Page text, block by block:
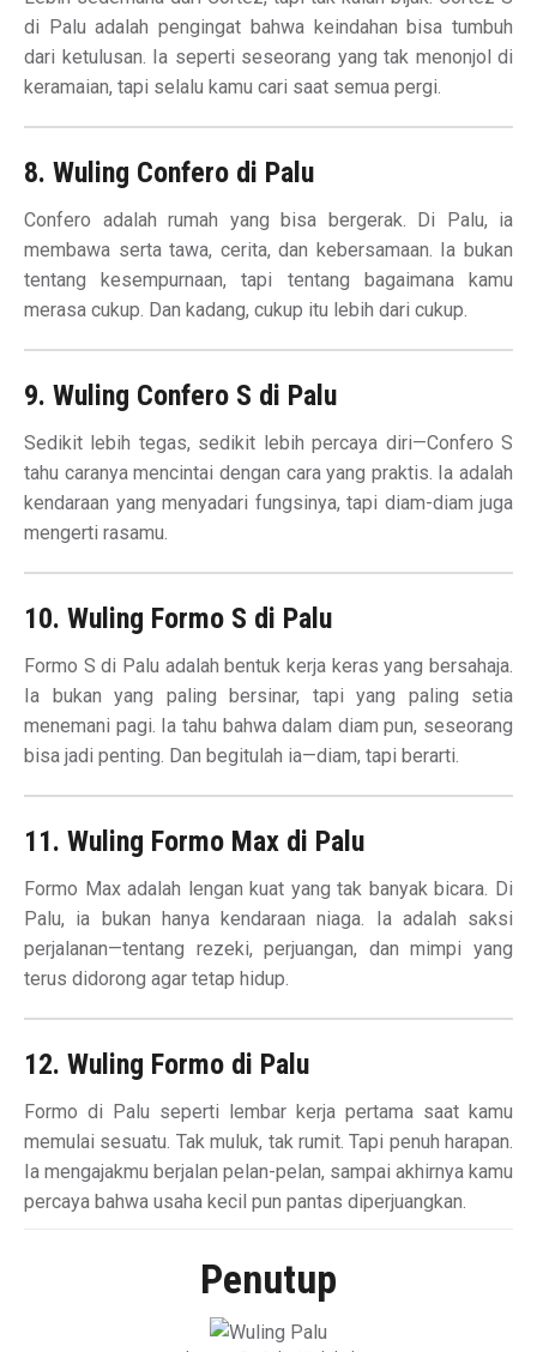
di Palu adalah pengingat bahwa keindahan bisa tumbuh
dari ketulusan. Ia seperti seseorang yang tak menonjol di
keramaian, tapi selalu kamu cari saat semua pergi.
8. Wuling Confero di Palu
Confero adalah rumah yang bisa bergerak. Di Palu, ia
membawa serta tawa, cerita, dan kebersamaan. Ia bukan
tentang kesempurnaan, tapi tentang bagaimana kamu
merasa cukup. Dan kadang, cukup itu lebih dari cukup.
9. Wuling Confero S di Palu
Sedikit lebih tegas, sedikit lebih percaya diri—Confero S
tahu caranya mencintai dengan cara yang praktis. Ia adalah
kendaraan yang menyadari fungsinya, tapi diam-diam juga
mengerti rasamu.
10. Wuling Formo S di Palu
Formo S di Palu adalah bentuk kerja keras yang bersahaja.
Ia bukan yang paling bersinar, tapi yang paling setia
menemani pagi. Ia tahu bahwa dalam diam pun, seseorang
bisa jadi penting. Dan begitulah ia—diam, tapi berarti.
11. Wuling Formo Max di Palu
Formo Max adalah lengan kuat yang tak banyak bicara. Di
Palu, ia bukan hanya kendaraan niaga. Ia adalah saksi
perjalanan—tentang rezeki, perjuangan, dan mimpi yang
terus didorong agar tetap hidup.
12. Wuling Formo di Palu
Formo di Palu seperti lembar kerja pertama saat kamu
memulai sesuatu. Tak muluk, tak rumit. Tapi penuh harapan.
Ia mengajakmu berjalan pelan-pelan, sampai akhirnya kamu
percaya bahwa usaha kecil pun pantas diperjuangkan.
Penutup